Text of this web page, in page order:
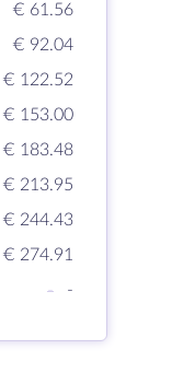
€ 61.56
€ 92.04
€ 122.52
€ 153.00
€ 183.48
€ 213.95
€ 244.43
€ 274.91
- -